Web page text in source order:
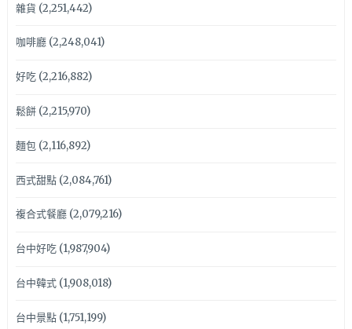
雜貨 (2,251,442)
咖啡廳(2,248,041)
好吃(2,216,882)
鬆餅(2,215,970)
麵包(2,116,892)
西式甜點(2,084,761)
複合式餐廳(2,079,216)
台中好吃(1,987,904)
台中韓式(1,908,018)
台中景點(1,751,199)